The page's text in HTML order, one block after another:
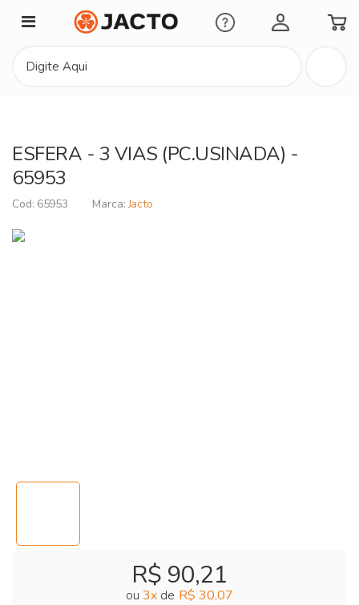
Minha Conta
ESFERA - 3 VIAS (PC.USINADA) -
65953
65953 Jacto
R$ 90,21
ou 3x de R$ 30,07